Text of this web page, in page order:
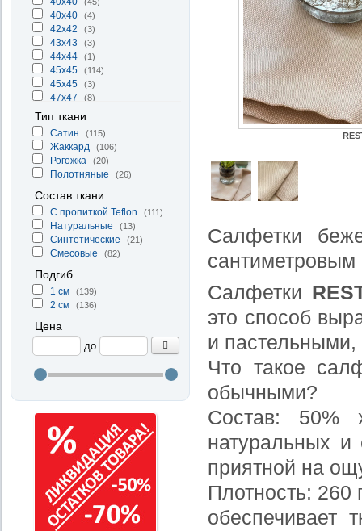
40х40 (4)
42x42 (3)
43х43 (3)
44х44 (1)
45x45 (114)
45х45 (3)
47x47 (8)
50х50 (3)
52х52 (1)
53x53 (1)
Тип ткани
Cатин (115)
Жаккард (106)
Рогожка (20)
Полотняные (26)
Состав ткани
С пропиткой Teflon (111)
Натуральные (13)
Синтетические (21)
Смесовые (82)
Подгиб
1 см (139)
2 см (136)
Цена
до
Салфетки
сантиметровым
Салфетки
это способ
и
Что такое
обычными?
Состав: 50%
натуральных и
приятной на
Плотность: 260
обеспечивает